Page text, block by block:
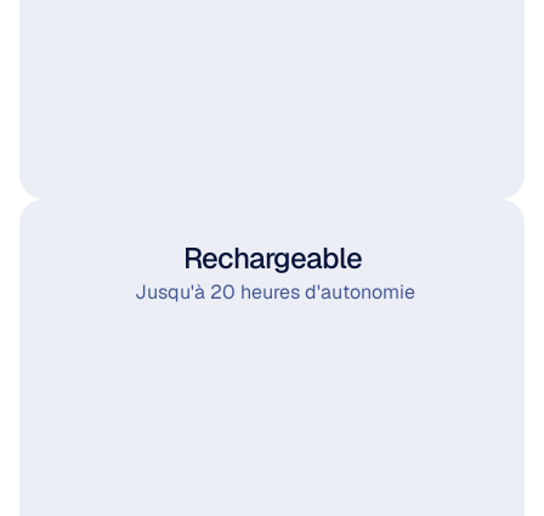
Rechargeable
Jusqu'à 20 heures d'autonomie